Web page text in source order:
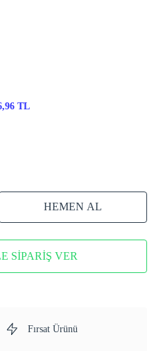
TL
HEMEN AL
SİPARİŞ VER
Fırsat Ürünü